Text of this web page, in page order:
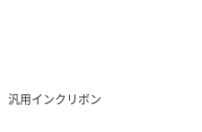
汎用インクリボン